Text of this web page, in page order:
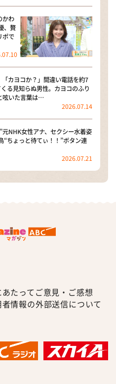
かわ
、贅
ポで
「カヨコか？」間違い電話を約7
る見知らぬ男性。カヨコのふり
呟いた言葉は…
2026.07.14
元NHK女性アナ、セクシー水着姿
“ちょっと待てぃ！！”ボタン連
2026.07.21
たって ご意見・ご感想
情報の外部送信について